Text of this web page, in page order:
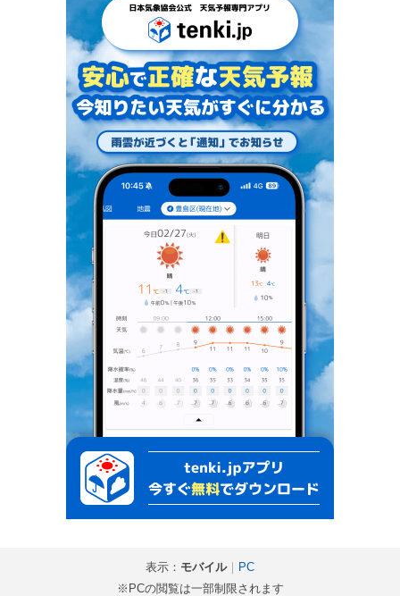
表示： モバイル｜
PC
※PCの閲覧は一部制限されます